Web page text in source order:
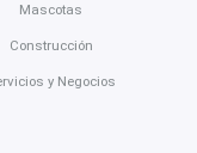
Mascotas
Construcción
y Negocios